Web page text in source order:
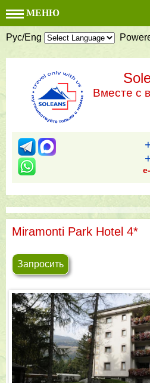
МЕНЮ
Рус/Eng
Вместе с
Miramonti Park Hotel 4*
Запросить